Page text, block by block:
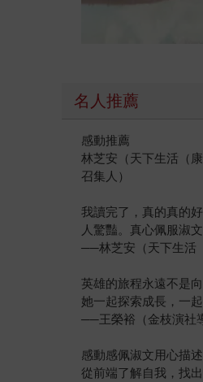
名人推薦
感動推薦
林芝安（天下生活（
召集人）
我讀完了，真的真的
人驚豔。真心佩服淑
──林芝安（天下生活
英雄的旅程永遠不是
她一起探索成長，一
──王榮裕（金枝演社
感動感佩淑文用心描
從前端了解自我，找